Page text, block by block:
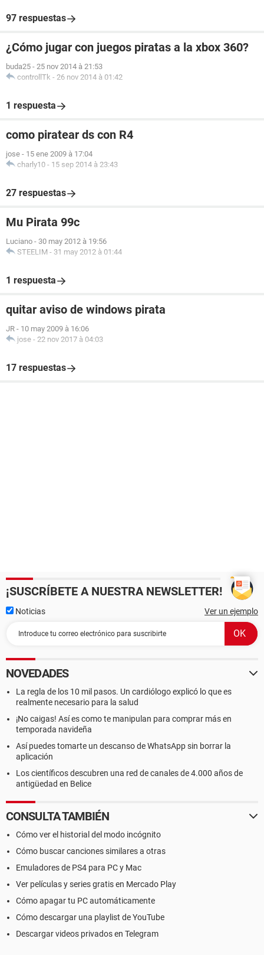
97 respuestas
¿Cómo jugar con juegos piratas a la xbox 360?
buda25 - 25 nov 2014 à 21:53
controllTk - 26 nov 2014 à 01:42
1 respuesta
como piratear ds con R4
jose - 15 ene 2009 à 17:04
charly10 - 15 sep 2014 à 23:43
27 respuestas
Mu Pirata 99c
Luciano - 30 may 2012 à 19:56
STEELIM - 31 may 2012 à 01:44
1 respuesta
quitar aviso de windows pirata
JR - 10 may 2009 à 16:06
jose - 22 nov 2017 à 04:03
17 respuestas
¡SUSCRÍBETE A NUESTRA NEWSLETTER!
Noticias Ver un ejemplo
NOVEDADES
La regla de los 10 mil pasos. Un cardiólogo explicó lo que es
realmente necesario para la salud
¡No caigas! Así es como te manipulan para comprar más en
temporada navideña
Así puedes tomarte un descanso de WhatsApp sin borrar la
aplicación
Los científicos descubren una red de canales de 4.000 años de
antigüedad en Belice
CONSULTA TAMBIÉN
Cómo ver el historial del modo incógnito
Cómo buscar canciones similares a otras
Emuladores de PS4 para PC y Mac
Ver películas y series gratis en Mercado Play
Cómo apagar tu PC automáticamente
Cómo descargar una playlist de YouTube
Descargar videos privados en Telegram